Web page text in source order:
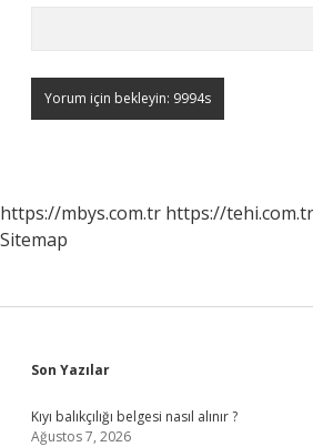
https://mbys.com.tr https://tehi.com.tr
Sitemap
Sidebar
Son Yazılar
Kıyı balıkçılığı belgesi nasıl alınır ?
Ağustos 7, 2026